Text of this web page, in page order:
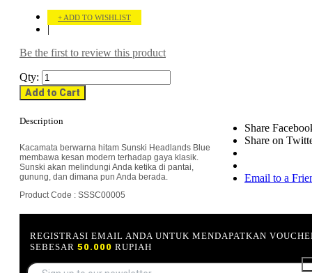
ADD TO WISHLIST
|
Be the first to review this product
Qty:
Add to Cart
Share
Share on
Email to a
Description
Kacamata berwarna hitam Sunski Headlands Blue
membawa kesan modern terhadap gaya klasik.
Sunski akan melindungi Anda ketika di pantai,
gunung, dan dimana pun Anda berada.
Product Code : SSSC00005
REGISTRASI EMAIL ANDA UNTUK MENDAPATKAN
SEBESAR 50.000 RUPIAH